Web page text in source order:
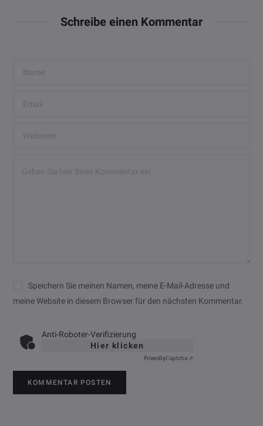
Schreibe einen Kommentar
Speichern Sie meinen Namen, meine E-Mail-Adresse und
meine Website in diesem Browser für den nächsten Kommentar.
Anti-Roboter-Verifizierung
Hier klicken
FriendlyCaptcha ⇗